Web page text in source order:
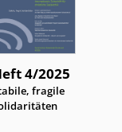
4/2025
fragile